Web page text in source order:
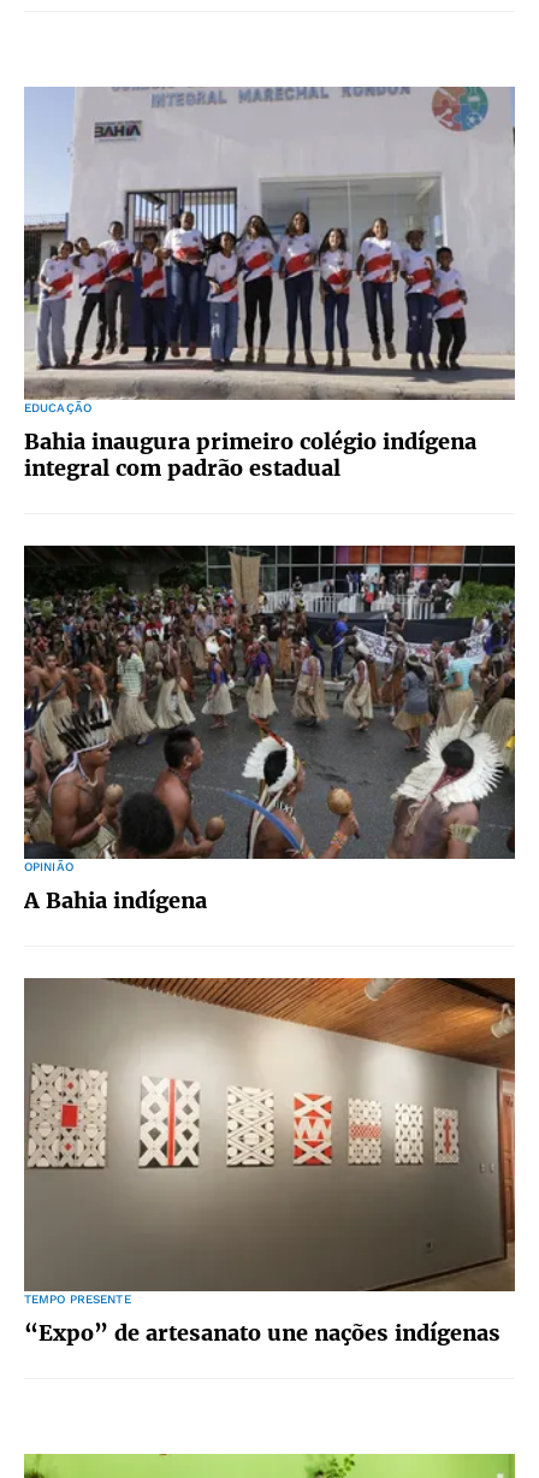
EDUCAÇÃO
Bahia inaugura primeiro colégio indígena
integral com padrão estadual
OPINIÃO
A Bahia indígena
TEMPO PRESENTE
“Expo” de artesanato une nações indígenas